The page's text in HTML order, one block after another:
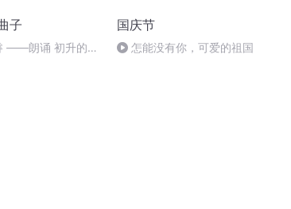
子
——朗诵 初升的太
国庆节
怎能没有你，可爱的祖国